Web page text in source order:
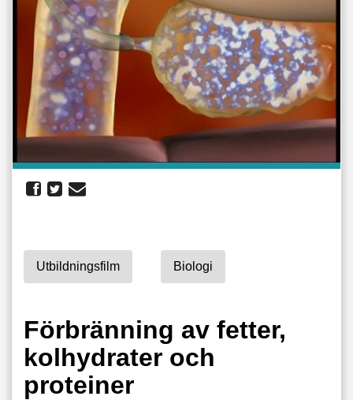
Utbildningsfilm Biologi
Förbränning av fetter,
kolhydrater och
proteiner